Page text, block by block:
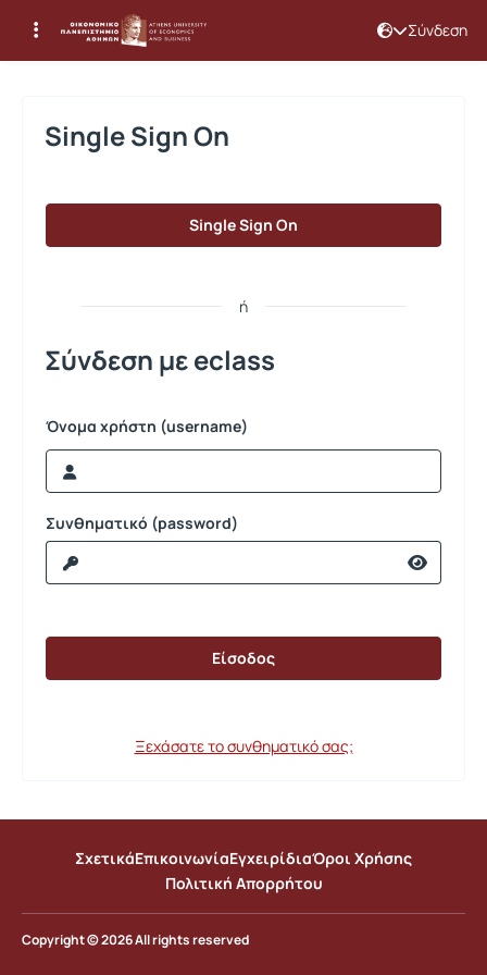
Σύνδεση
Σύνδεση
Single Sign On
Single Sign On
ή
Σύνδεση με eclass
Όνομα χρήστη (username)
Συνθηματικό (password)
Ξεχάσατε το συνθηματικό σας;
ΣχετικάΕπικοινωνίαΕγχειρίδιαΌροι Χρήσης
Πολιτική Απορρήτου
Copyright © 2026 All rights reserved